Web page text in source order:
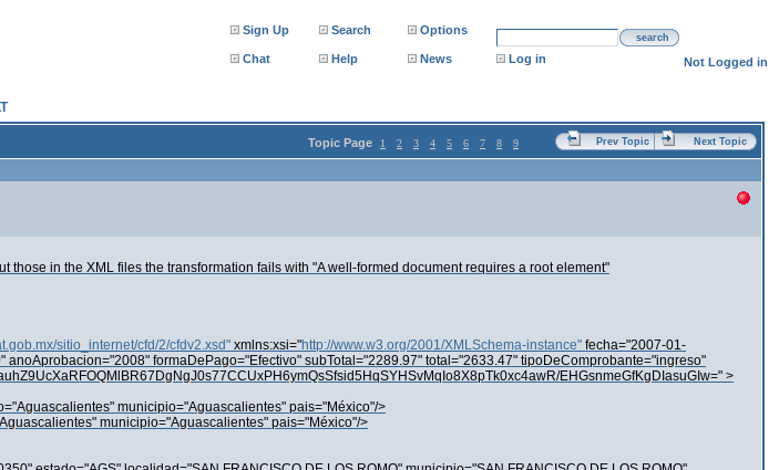
Sign Up Search Options
search
Chat Help News Log in Not Logged in
Topic Page 1 2 3 4 5 6 7 8 9 Prev Topic Next Topic
in the XML files the transformation fails with "A well-formed document requires a root element"
sitio_internet/cfd/2/cfdv2.xsd" xmlns:xsi="http://www.w3.org/2001/XMLSchema-instance" fecha="2007-01-
formaDePago="Efectivo" subTotal="2289.97" total="2633.47" tipoDeComprobante="ingreso"
EHGsnmeGfKgDIasuGIw=" >
municipio="Aguascalientes" pais="México"/>
municipio="Aguascalientes" pais="México"/>